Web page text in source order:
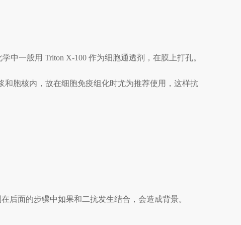
中一般用 Triton X-100 作为细胞通透剂，在膜上打孔。
和胞核内，故在细胞免疫组化时尤为推荐使用，这样抗
后面的步骤中如果和二抗发生结合，会造成背景。